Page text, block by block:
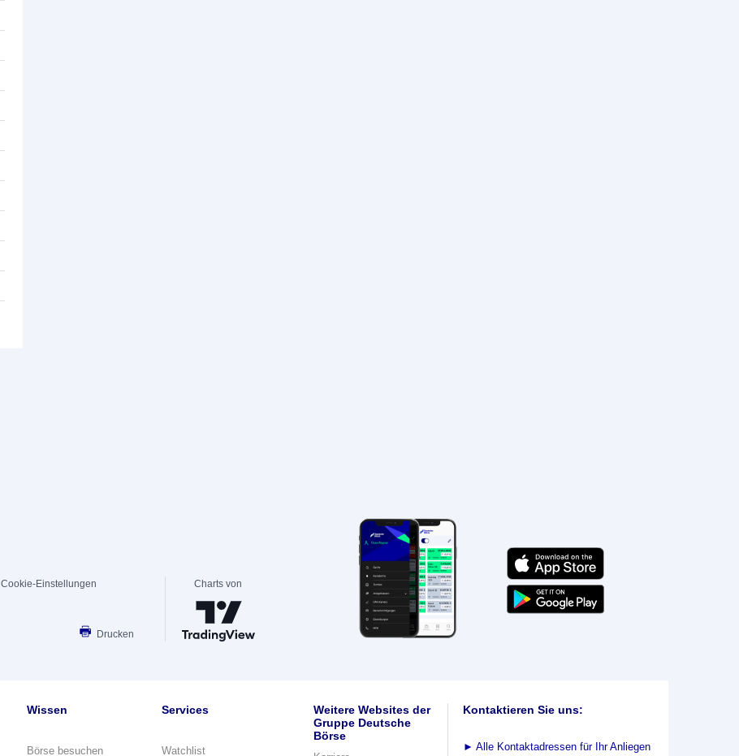
Cookie-Einstellungen
Drucken
Charts von
Wissen
Börse besuchen
Services
Watchlist
Weitere Websites der
Gruppe Deutsche
Börse
Kontaktieren Sie uns:
► Alle Kontaktadressen für Ihr Anliegen